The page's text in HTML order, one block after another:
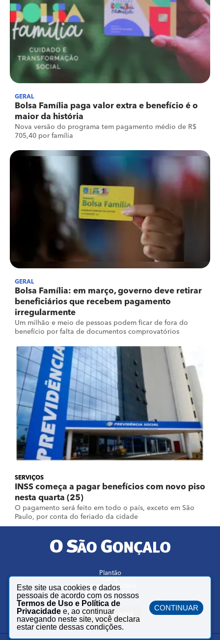
GERAL
Bolsa Família paga valor extra e benefício é o
maior da história
Nova versão do programa tem pagamento médio de R$
705,40 por família
GERAL
Bolsa Família: em março, governo deve retirar
beneficiários que recebem pagamento
irregularmente
Um milhão e meio de pessoas podem ficar de fora do
benefício por falta de documentos comprovatórios
SERVIÇOS
INSS começa a pagar benefícios com novo piso
nesta quarta (25)
O pagamento será feito em todo o país, exceto em São
Paulo, por conta do feriado da cidade
Este site usa cookies e dados
pessoais de acordo com os nossos
Termos de Uso e Política de
Privacidade e, ao continuar
navegando neste site, você declara
estar ciente dessas condições.
CONTINUAR
Plantão
Segurança Pública
Região dos Lagos
Anuncie aqui